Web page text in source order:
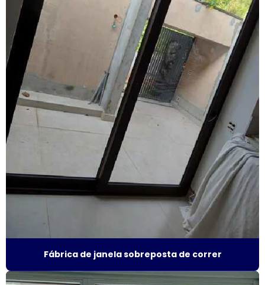
Esquadrias acústicas
Esquadrias acústicas de alumínio
Esquadrias de alto padrão
Esquadrias alumínio acústicas
Esquadrias de alumínio alto padrão
Esquadrias de alumínio fábrica
Esquadrias de alumínio isolamento acústico
Esquadrias de alumínio janelas e portas
Esquadrias de alumínio janelas valor
Esquadrias de alumínio maxim ar
Esquadrias de alumínio sob medida
Fábrica de janela sobreposta de correr